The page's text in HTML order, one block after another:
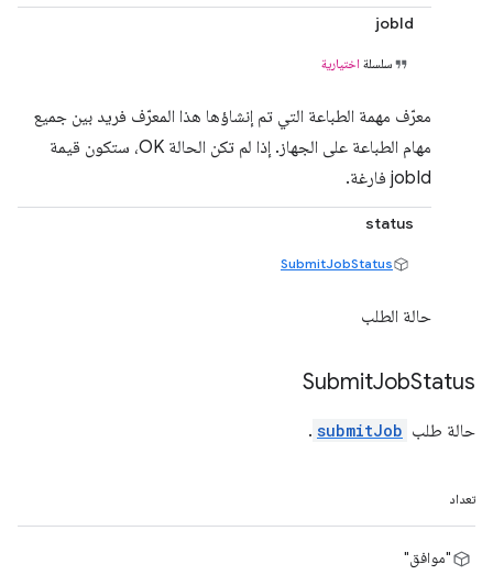
jobId
سلسلة اختيارية
معرّف مهمة الطباعة التي تم إنشاؤها هذا المعرّف فريد بين جميع
مهام الطباعة على الجهاز. إذا لم تكن الحالة OK، ستكون قيمة
jobId فارغة.
status
SubmitJobStatus
حالة الطلب
SubmitJobStatus
حالة طلب submitJob
.
تعداد
"موافق"